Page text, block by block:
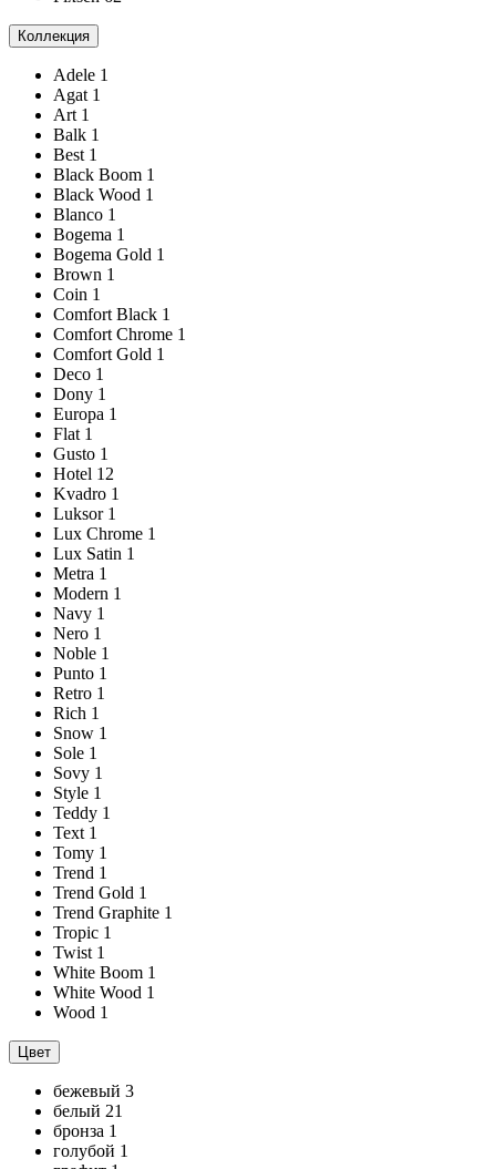
Коллекция
Adele 1
Agat 1
Art 1
Balk 1
Best 1
Black Boom 1
Black Wood 1
Blanco 1
Bogema 1
Bogema Gold 1
Brown 1
Coin 1
Comfort Black 1
Comfort Chrome 1
Comfort Gold 1
Deco 1
Dony 1
Europa 1
Flat 1
Gusto 1
Hotel 12
Kvadro 1
Luksor 1
Lux Chrome 1
Lux Satin 1
Metra 1
Modern 1
Navy 1
Nero 1
Noble 1
Punto 1
Retro 1
Rich 1
Snow 1
Sole 1
Sovy 1
Style 1
Teddy 1
Text 1
Tomy 1
Trend 1
Trend Gold 1
Trend Graphite 1
Tropic 1
Twist 1
White Boom 1
White Wood 1
Wood 1
Цвет
бежевый 3
белый 21
бронза 1
голубой 1